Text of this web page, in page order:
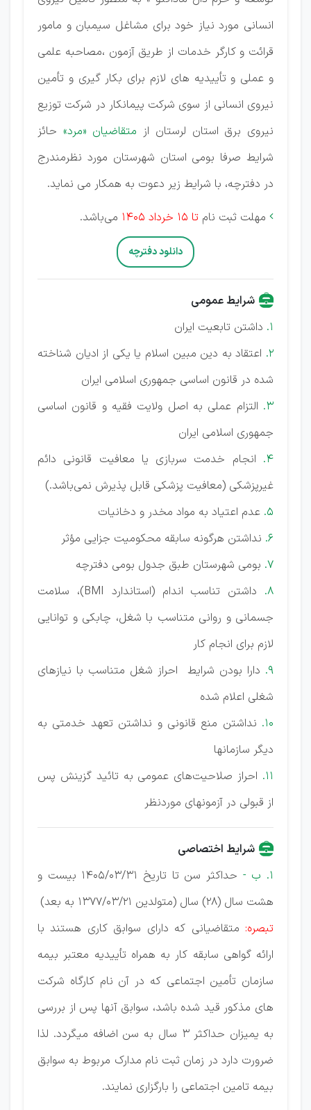
انسانی مورد نیاز خود برای مشاغل سیمبان و مامور
قرائت و کارگر خدمات از طریق آزمون ،مصاحبه علمی
و عملی و تأییدیه های لازم برای بکار گیری و تأمین
نیروی انسانی از سوی شرکت پیمانکار در شرکت توزیع
نیروی برق استان لرستان از متقاضیان «مرد» حائز
شرایط صرفا بومی استان شهرستان مورد نظرمندرج
در دفترچه، با شرایط زیر دعوت به همکار می نماید.
 مهلت ثبت نام تا 15 خرداد 1405 می‌باشد.
دانلود دفترچه
شرایط عمومی
1. داشتن تابعیت ایران
2. اعتقاد به دین مبین اسلام یا یکی از ادیان شناخته
شده در قانون اساسی جمهوری اسلامی ایران
3. التزام عملی به اصل ولایت فقیه و قانون اساسی
جمهوری اسلامی ایران
4.
انجام خدمت سربازی یا معافیت قانونی دائم
غیرپزشکی (معافیت پزشکی قابل پذیرش نمی‌باشد.)
5. عدم اعتیاد به مواد مخدر و دخانیات
6. نداشتن هرگونه سابقه محکومیت جزایی مؤثر
7. بومی شهرستان طبق جدول بومی دفترچه
8.
داشتن تناسب اندام (استاندارد BMI)، سلامت
جسمانی و روانی متناسب با شغل، چابکی و توانایی
لازم برای انجام کار
9. دارا بودن شرایط احراز شغل متناسب با نیازهای
شغلی اعلام شده
10. نداشتن منع قانونی و نداشتن تعهد خدمتی به
دیگر سازمانها
11. احراز صلاحیت‌های عمومی به تائید گزینش پس
از قبولی در آزمونهای موردنظر
شرایط اختصاصی
1. ب -
حداکثر سن تا تاریخ 1405/03/31 بیست و
هشت سال (28) سال (متولدین 1377/03/21 به بعد)
تبصره: متقاضیانی که دارای سوابق کاری هستند با
ارائه گواهی سابقه کار به همراه تأییدیه معتبر بیمه
سازمان تأمین اجتماعی که در آن نام کارگاه شرکت
های مذکور قید شده باشد، سوابق آنها پس از بررسی
به یمیزان حداکثر 3 سال به سن اضافه میگردد. لذا
ضرورت دارد در زمان ثبت نام مدارک مربوط به سوابق
بیمه تامین اجتماعی را بارگزاری نمایند.